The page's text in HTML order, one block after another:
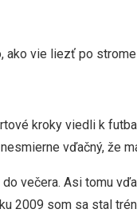
vie liezť po
kroky viedli k
vďačný, že
večera. Asi tomu
2009 som sa stal